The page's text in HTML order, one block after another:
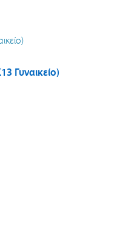
Γυναικείο)